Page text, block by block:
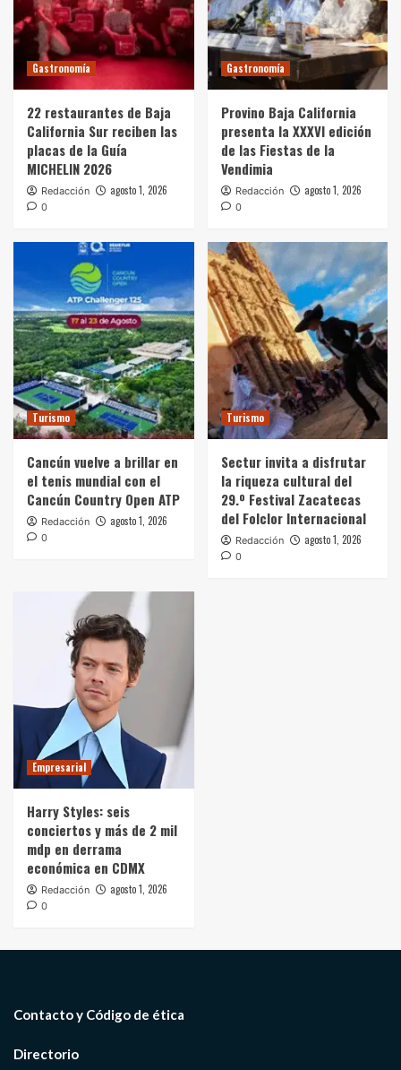
Gastronomía
22 restaurantes de Baja
California Sur reciben las
placas de la Guía
MICHELIN 2026
Redacción agosto 1, 2026
0
Gastronomía
Provino Baja California
presenta la XXXVI edición
de las Fiestas de la
Vendimia
Redacción agosto 1, 2026
0
Turismo
Cancún vuelve a brillar en
el tenis mundial con el
Cancún Country Open ATP
Redacción agosto 1, 2026
0
Turismo
Sectur invita a disfrutar
la riqueza cultural del
29.º Festival Zacatecas
del Folclor Internacional
Redacción agosto 1, 2026
0
Empresarial
Harry Styles: seis
conciertos y más de 2 mil
mdp en derrama
económica en CDMX
Redacción agosto 1, 2026
0
Contacto y Código de ética
Directorio